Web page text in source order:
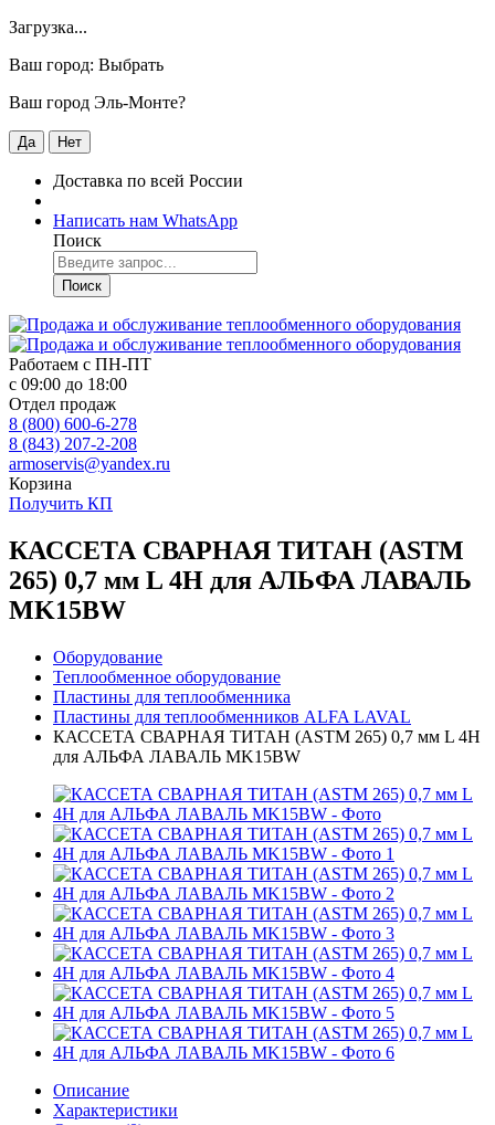
Загрузка...
Ваш город: Выбрать
Ваш город Эль-Монте?
Да Нет
Доставка по всей России
Написать нам WhatsApp
Поиск
Поиск
Работаем с ПН-ПТ
с 09:00 до 18:00
Отдел продаж
8 (800) 600-6-278
8 (843) 207-2-208
armoservis@yandex.ru
Корзина
Получить КП
КАССЕТА СВАРНАЯ ТИТАН (ASTM
265) 0,7 мм L 4H для АЛЬФА ЛАВАЛЬ
MK15BW
Оборудование
Теплообменное оборудование
Пластины для теплообменника
Пластины для теплообменников ALFA LAVAL
КАССЕТА СВАРНАЯ ТИТАН (ASTM 265) 0,7 мм L 4H
для АЛЬФА ЛАВАЛЬ MK15BW
Описание
Характеристики